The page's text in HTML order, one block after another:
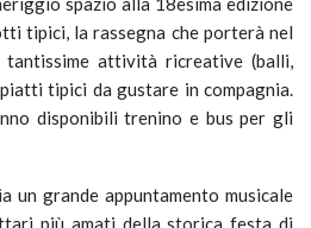
tipici, la rassegna che porterà nel
attività ricreative (balli,
tipici da gustare in compagnia.
disponibili trenino e bus per gli
un grande appuntamento musicale
più amati della storica festa di